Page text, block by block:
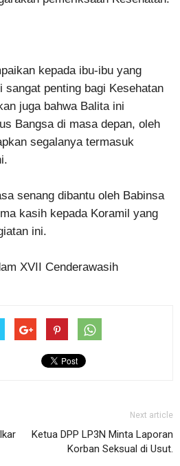
kepada ibu-ibu yang
sangat penting bagi Kesehatan
juga bahwa Balita ini
Bangsa di masa depan, oleh
segalanya termasuk
senang dibantu oleh Babinsa
kasih kepada Koramil yang
ini.
XVII Cenderawasih
Next article
Ketua DPP LP3N Minta Laporan
Korban Seksual di Usut.